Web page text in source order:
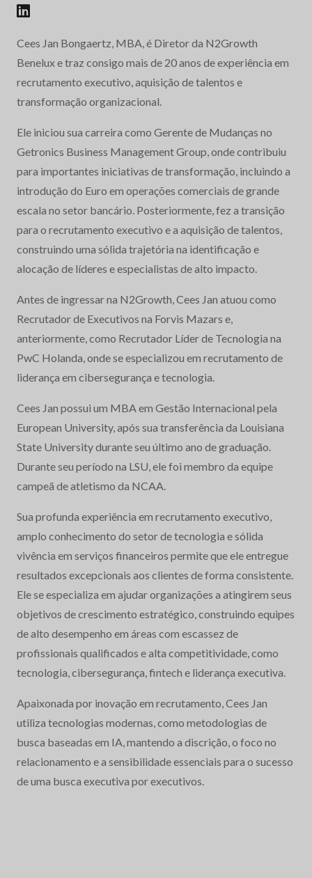
Cees Jan Bongaertz, MBA, é Diretor da N2Growth
Benelux e traz consigo mais de 20 anos de experiência em
recrutamento executivo, aquisição de talentos e
transformação organizacional.
Ele iniciou sua carreira como Gerente de Mudanças no
Getronics Business Management Group, onde contribuiu
para importantes iniciativas de transformação, incluindo a
introdução do Euro em operações comerciais de grande
escala no setor bancário. Posteriormente, fez a transição
para o recrutamento executivo e a aquisição de talentos,
construindo uma sólida trajetória na identificação e
alocação de líderes e especialistas de alto impacto.
Antes de ingressar na N2Growth, Cees Jan atuou como
Recrutador de Executivos na Forvis Mazars e,
anteriormente, como Recrutador Líder de Tecnologia na
PwC Holanda, onde se especializou em recrutamento de
liderança em cibersegurança e tecnologia.
Cees Jan possui um MBA em Gestão Internacional pela
European University, após sua transferência da Louisiana
State University durante seu último ano de graduação.
Durante seu período na LSU, ele foi membro da equipe
campeã de atletismo da NCAA.
Sua profunda experiência em recrutamento executivo,
amplo conhecimento do setor de tecnologia e sólida
vivência em serviços financeiros permite que ele entregue
resultados excepcionais aos clientes de forma consistente.
Ele se especializa em ajudar organizações a atingirem seus
objetivos de crescimento estratégico, construindo equipes
de alto desempenho em áreas com escassez de
profissionais qualificados e alta competitividade, como
tecnologia, cibersegurança, fintech e liderança executiva.
Apaixonada por inovação em recrutamento, Cees Jan
utiliza tecnologias modernas, como metodologias de
busca baseadas em IA, mantendo a discrição, o foco no
relacionamento e a sensibilidade essenciais para o sucesso
de uma busca executiva por executivos.